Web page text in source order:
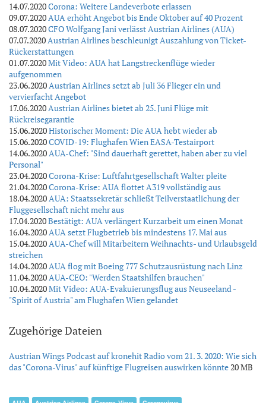
14.07.2020Corona: Weitere Landeverbote erlassen
09.07.2020AUA erhöht Angebot bis Ende Oktober auf 40 Prozent
08.07.2020CFO Wolfgang Jani verlässt Austrian Airlines (AUA)
07.07.2020Austrian Airlines beschleunigt Auszahlung von Ticket-
Rückerstattungen
01.07.2020Mit Video: AUA hat Langstreckenflüge wieder
aufgenommen
23.06.2020Austrian Airlines setzt ab Juli 36 Flieger ein und
vervierfacht Angebot
17.06.2020Austrian Airlines bietet ab 25. Juni Flüge mit
Rückreisegarantie
15.06.2020Historischer Moment: Die AUA hebt wieder ab
15.06.2020COVID-19: Flughafen Wien EASA-Testairport
14.06.2020AUA-Chef: "Sind dauerhaft gerettet, haben aber zu viel
Personal"
23.04.2020Corona-Krise: Luftfahrtgesellschaft Walter pleite
21.04.2020Corona-Krise: AUA flottet A319 vollständig aus
18.04.2020AUA: Staatssekretär schließt Teilverstaatlichung der
Fluggesellschaft nicht mehr aus
17.04.2020Bestätigt: AUA verlängert Kurzarbeit um einen Monat
16.04.2020AUA setzt Flugbetrieb bis mindestens 17. Mai aus
15.04.2020AUA-Chef will Mitarbeitern Weihnachts- und Urlaubsgeld
streichen
14.04.2020AUA flog mit Boeing 777 Schutzausrüstung nach Linz
11.04.2020AUA-CEO: "Werden Staatshilfen brauchen"
10.04.2020Mit Video: AUA-Evakuierungsflug aus Neuseeland -
"Spirit of Austria" am Flughafen Wien gelandet
Zugehörige Dateien
Austrian Wings Podcast auf kronehit Radio vom 21. 3. 2020: Wie sich
das "Corona-Virus" auf künftige Flugreisen auswirken könnte20 MB